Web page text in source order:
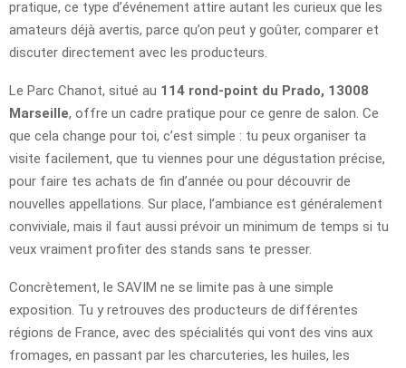
pratique, ce type d’événement attire autant les curieux que les
amateurs déjà avertis, parce qu’on peut y goûter, comparer et
discuter directement avec les producteurs.
Le Parc Chanot, situé au 114 rond-point du Prado, 13008
Marseille, offre un cadre pratique pour ce genre de salon. Ce
que cela change pour toi, c’est simple : tu peux organiser ta
visite facilement, que tu viennes pour une dégustation précise,
pour faire tes achats de fin d’année ou pour découvrir de
nouvelles appellations. Sur place, l’ambiance est généralement
conviviale, mais il faut aussi prévoir un minimum de temps si tu
veux vraiment profiter des stands sans te presser.
Concrètement, le SAVIM ne se limite pas à une simple
exposition. Tu y retrouves des producteurs de différentes
régions de France, avec des spécialités qui vont des vins aux
fromages, en passant par les charcuteries, les huiles, les